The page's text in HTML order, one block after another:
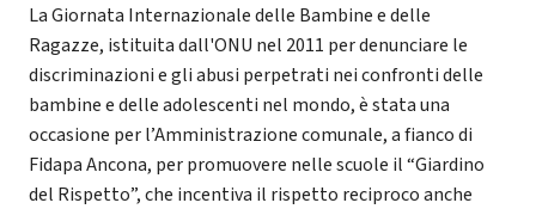
La Giornata Internazionale delle Bambine e delle
Ragazze, istituita dall'ONU nel 2011 per denunciare le
discriminazioni e gli abusi perpetrati nei confronti delle
bambine e delle adolescenti nel mondo, è stata una
occasione per l’Amministrazione comunale, a fianco di
Fidapa Ancona, per promuovere nelle scuole il “Giardino
del Rispetto”, che incentiva il rispetto reciproco anche